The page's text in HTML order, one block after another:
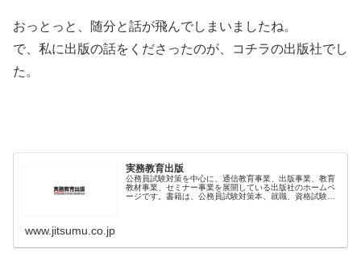
おっとっと、随分と話が飛んでしまいましたね。
で、私に出版の話をくださったのが、コチラの出版社でし
た。
実務教育出版
公務員試験対策を中心に、通信教育事業、出版事業、教育
教材事業、セミナー事業を展開している出版社のホームペ
ージです。書籍は、公務員試験対策本、就職、資格試験、
www.jitsumu.co.jp